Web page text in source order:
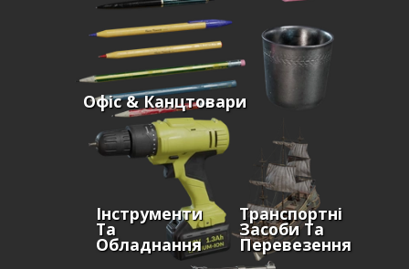
Офіс & Канцтовари
Інструменти
Та
Обладнання
Транспортні
Засоби Та
Перевезення